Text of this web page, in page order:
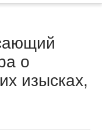
о
изысках,